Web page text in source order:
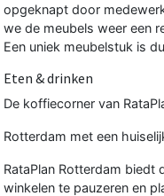
opgeknapt door
we de meubels weer een
Een uniek meubelstuk is
Eten & drinken
De koffiecorner van
Rotterdam met een
RataPlan Rotterdam biedt
winkelen te pauzeren en